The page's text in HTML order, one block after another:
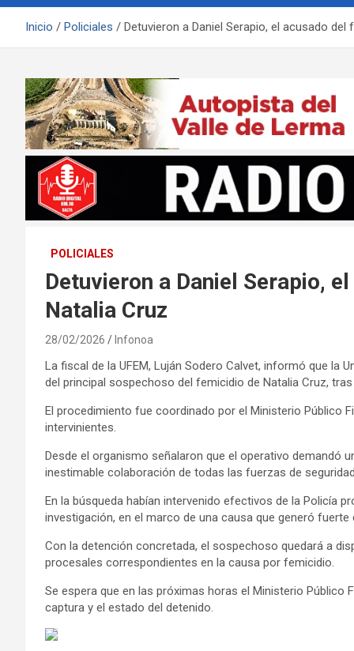
Inicio Policiales Detuvieron a Daniel Serapio, el acusado del
POLICIALES
Detuvieron a Daniel Serapio,
Natalia Cruz
28/02/2026 Infonoa
La fiscal de la UFEM, Luján Sodero Calvet, informó que la
del principal sospechoso del femicidio de Natalia Cruz,
El procedimiento fue coordinado por el Ministerio Público
intervinientes.
Desde el organismo señalaron que el operativo demandó
inestimable colaboración de todas las fuerzas de
En la búsqueda habían intervenido efectivos de la Policía
investigación, en el marco de una causa que generó
Con la detención concretada, el sospechoso quedará a
procesales correspondientes en la causa por femicidio.
Se espera que en las próximas horas el Ministerio
captura y el estado del detenido.